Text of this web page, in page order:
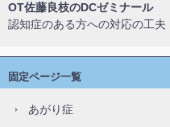
OT佐藤良枝のDCゼミナール
認知症のある方への対応の工夫
固定ページ一覧
あがり症